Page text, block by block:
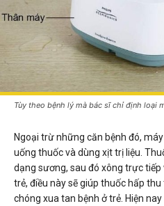
Tùy theo bệnh lý mà bác sĩ chỉ định loại
Ngoại trừ những căn bệnh đó,
uống thuốc và dùng xịt trị liệu.
dạng sương, sau đó xông trực
trẻ, điều này sẽ giúp thuốc hấp
chóng xua tan bệnh ở trẻ. Hiện